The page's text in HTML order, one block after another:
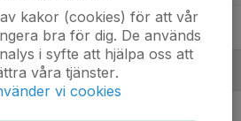
kakor (cookies) för att vår
bra för dig. De används
i syfte att hjälpa oss att
våra tjänster.
vi cookies